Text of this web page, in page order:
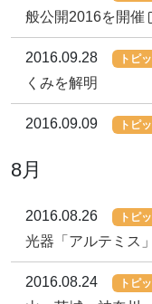
般公開2016を開催
2016.09.28 トピ
くみを解明
2016.09.09 トピ
8月
2016.08.26 トピ
光器「アルテミス
2016.08.24 トピ